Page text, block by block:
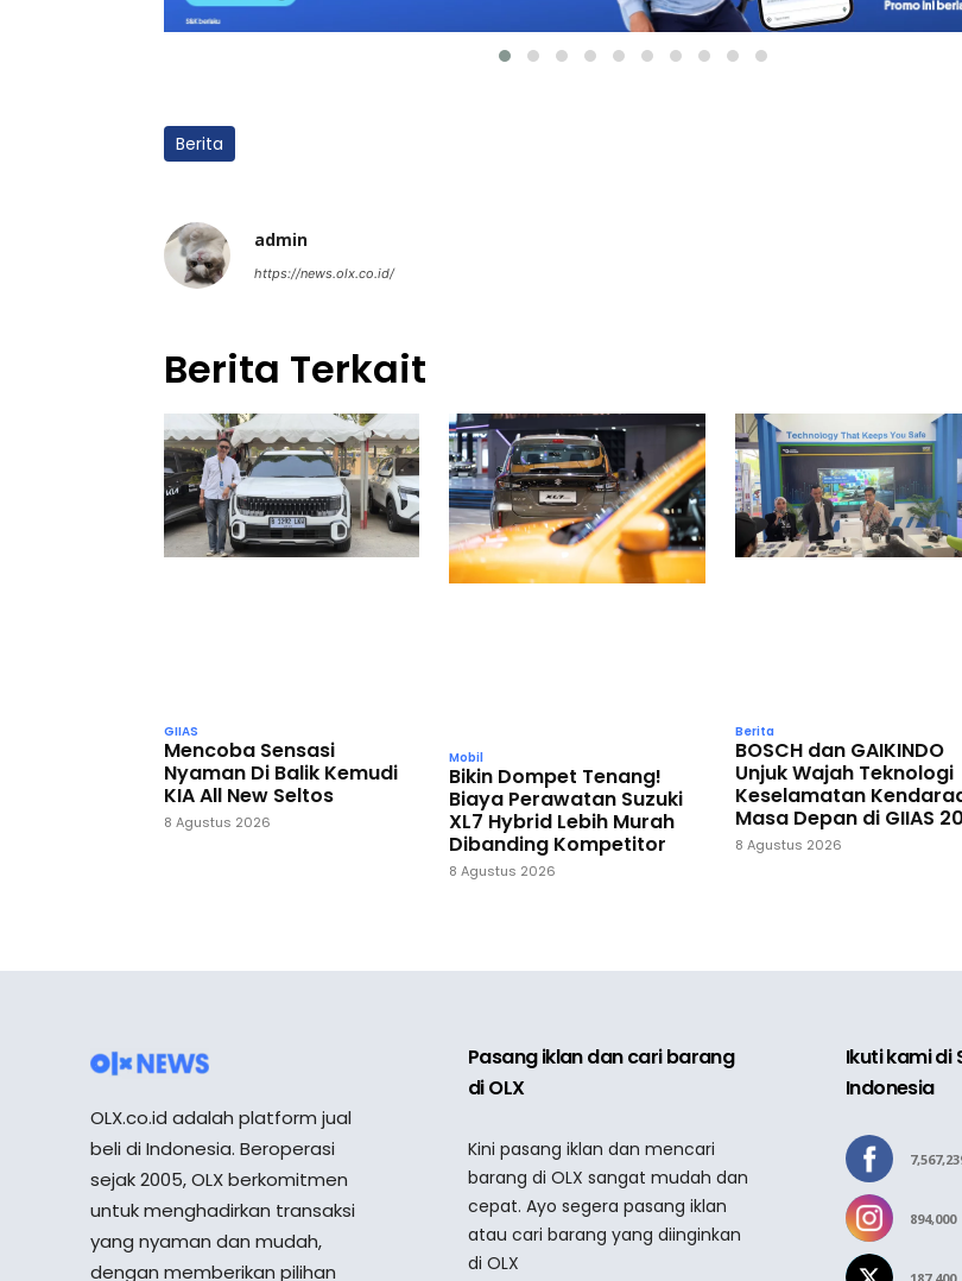
Berita
admin
https://news.olx.co.id/
Berita Terkait
GIIAS
Mencoba Sensasi
Nyaman Di Balik Kemudi
KIA All New Seltos
8 Agustus 2026
Mobil
Bikin Dompet Tenang!
Biaya Perawatan Suzuki
XL7 Hybrid Lebih Murah
Dibanding Kompetitor
8 Agustus 2026
Berita
BOSCH dan GAIKINDO
Unjuk Wajah Teknologi
Keselamatan
Masa Depan di GIIAS
8 Agustus 2026
OLX.co.id adalah platform jual
beli di Indonesia. Beroperasi
sejak 2005, OLX berkomitmen
untuk menghadirkan transaksi
yang nyaman dan mudah,
dengan memberikan pilihan
Pasang iklan dan cari barang
di OLX
Kini pasang iklan dan mencari
barang di OLX sangat mudah dan
cepat. Ayo segera pasang iklan
atau cari barang yang diinginkan
di OLX
Ikuti kami di
Indonesia
894,000